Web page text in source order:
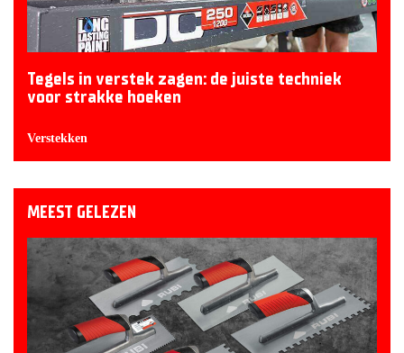
Tegels in verstek zagen: de juiste techniek
voor strakke hoeken
Verstekken
MEEST GELEZEN